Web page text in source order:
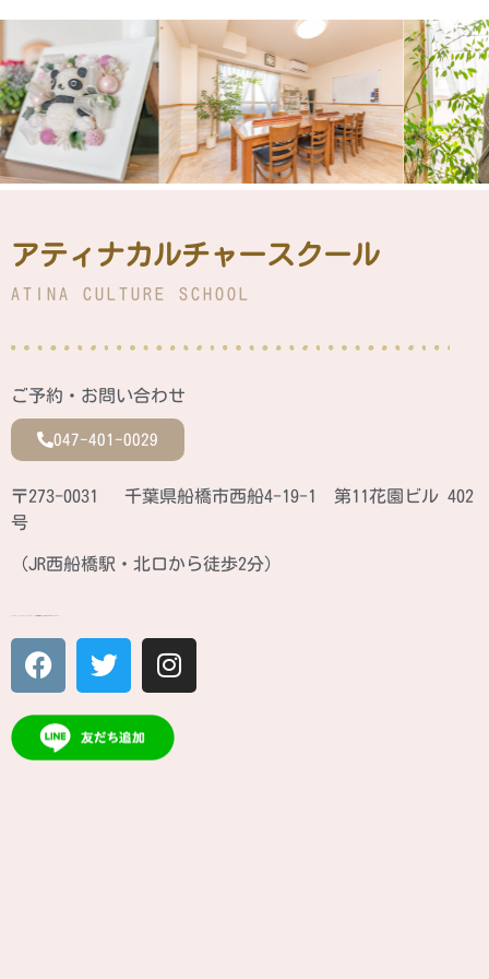
アティナカルチャースクール
ATINA CULTURE SCHOOL
ご予約・お問い合わせ
047-401-0029
〒273-0031 千葉県船橋市西船4-19-1 第11花園ビル 402
号
（JR西船橋駅・北口から徒歩2分）